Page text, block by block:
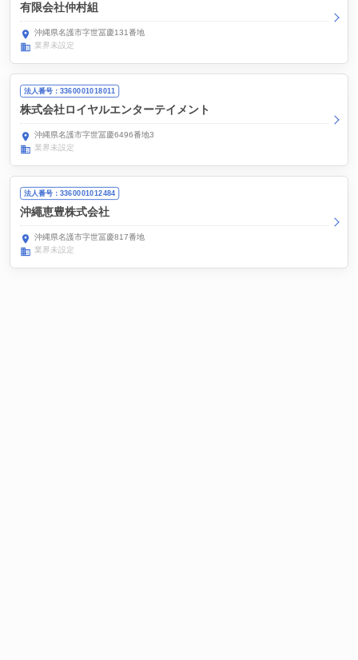
有限会社仲村組
沖縄県名護市字世冨慶131番地
業界未設定
法人番号：3360001018011
株式会社ロイヤルエンターテイメント
沖縄県名護市字世冨慶6496番地3
業界未設定
法人番号：3360001012484
沖繩恵豊株式会社
沖縄県名護市字世冨慶817番地
業界未設定